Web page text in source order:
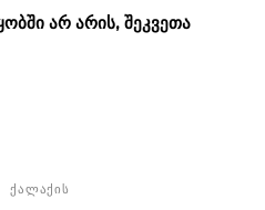
ᲐᲠ ᲐᲠᲘᲡ, ᲨᲔᲙᲕᲔᲗᲐ
ᲥᲐᲚᲐᲥᲘᲡ